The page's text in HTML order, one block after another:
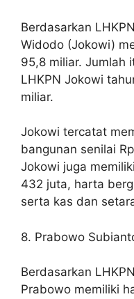
Berdasarkan
Widodo (Jokowi)
95,8 miliar. Jumlah
LHKPN Jokowi
miliar.
Jokowi tercatat
bangunan senilai
Jokowi juga
432 juta, harta
serta kas dan
8. Prabowo
Berdasarkan
Prabowo memiliki